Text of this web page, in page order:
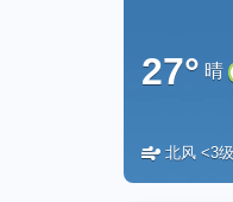
27° 晴
北风 <3级